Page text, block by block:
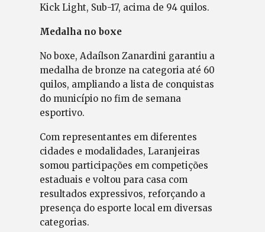
Kick Light, Sub-17, acima de 94 quilos.
Medalha no boxe
No boxe, Adaílson Zanardini garantiu a
medalha de bronze na categoria até 60
quilos, ampliando a lista de conquistas
do município no fim de semana
esportivo.
Com representantes em diferentes
cidades e modalidades, Laranjeiras
somou participações em competições
estaduais e voltou para casa com
resultados expressivos, reforçando a
presença do esporte local em diversas
categorias.